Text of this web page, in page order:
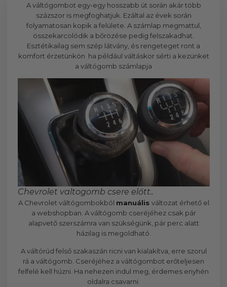
A váltógombot egy-egy hosszabb út során akár több
százszor is megfoghatjuk. Ezáltal az évek során
folyamatosan kopik a felülete. A számlap megmattul,
összekarcolódik a bőrözése pedig felszakadhat.
Esztétikailag sem szép látvány, és rengeteget ront a
komfort érzetünkön ha például váltáskor sérti a kezünket
a váltógomb számlapja
Chevrolet valtogomb csere előtt..
A Chevrolet váltógombokból manuális változat érhető el
a webshopban. A váltógomb cseréjéhez csak pár
alapvető szerszámra van szükségünk, pár perc alatt
házilag is megoldható.
A váltórúd felső szakaszán ricni van kialakítva, erre szorul
rá a váltógomb. Cseréjéhez a váltógombot erőteljesen
felfelé kell húzni. Ha nehezen indul meg, érdemes enyhén
oldalra csavarni.